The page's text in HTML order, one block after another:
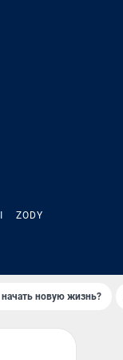
ZODY
начать новую жизнь?